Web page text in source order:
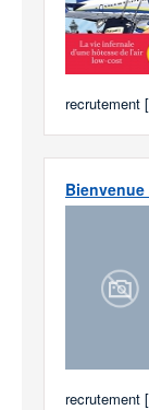
recrutement
recrutement